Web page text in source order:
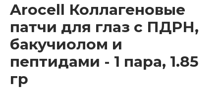
Arocell Коллагеновые
патчи для глаз с ПДРН,
бакучиолом и
пептидами - 1 пара, 1.85
гр